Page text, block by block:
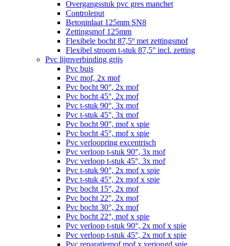
Overgangsstuk pvc gres manchet
Controleput
Betoninlaat 125mm SN8
Zettingsmof 125mm
Flexibele bocht 87,5º met zettingsmof
Flexibel stroom t-stuk 87,5° incl. zetting
Pvc lijmverbinding grijs
Pvc buis
Pvc mof, 2x mof
Pvc bocht 90°, 2x mof
Pvc bocht 45°, 2x mof
Pvc t-stuk 90°, 3x mof
Pvc t-stuk 45°, 3x mof
Pvc bocht 90°, mof x spie
Pvc bocht 45°, mof x spie
Pvc verloopring excentrisch
Pvc verloop t-stuk 90°, 3x mof
Pvc verloop t-stuk 45°, 3x mof
Pvc t-stuk 90°, 2x mof x spie
Pvc t-stuk 45°, 2x mof x spie
Pvc bocht 15°, 2x mof
Pvc bocht 22°, 2x mof
Pvc bocht 30°, 2x mof
Pvc bocht 22°, mof x spie
Pvc verloop t-stuk 90°, 2x mof x spie
Pvc verloop t-stuk 45°, 2x mof x spie
Pvc reparatiemof mof x verjongd spie